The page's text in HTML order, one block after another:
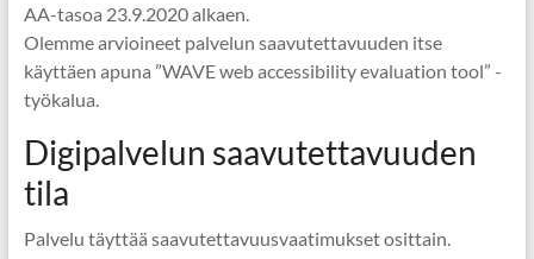
AA-tasoa 23.9.2020 alkaen.
Olemme arvioineet palvelun saavutettavuuden itse
käyttäen apuna ”WAVE web accessibility evaluation tool” -
työkalua.
Digipalvelun saavutettavuuden
tila
Palvelu täyttää saavutettavuusvaatimukset osittain.